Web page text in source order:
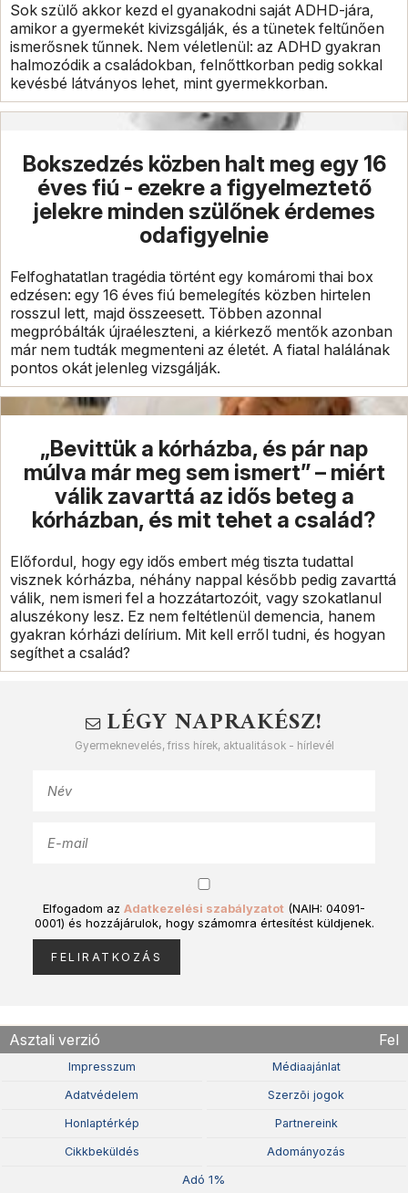
Sok szülő akkor kezd el gyanakodni saját ADHD-jára,
amikor a gyermekét kivizsgálják, és a tünetek feltűnően
ismerősnek tűnnek. Nem véletlenül: az ADHD gyakran
halmozódik a családokban, felnőttkorban pedig sokkal
kevésbé látványos lehet, mint gyermekkorban.
Bokszedzés közben halt meg egy 16
éves fiú - ezekre a figyelmeztető
jelekre minden szülőnek érdemes
odafigyelnie
Felfoghatatlan tragédia történt egy komáromi thai box
edzésen: egy 16 éves fiú bemelegítés közben hirtelen
rosszul lett, majd összeesett. Többen azonnal
megpróbálták újraéleszteni, a kiérkező mentők azonban
már nem tudták megmenteni az életét. A fiatal halálának
pontos okát jelenleg vizsgálják.
„Bevittük a kórházba, és pár nap
múlva már meg sem ismert” – miért
válik zavarttá az idős beteg a
kórházban, és mit tehet a család?
Előfordul, hogy egy idős embert még tiszta tudattal
visznek kórházba, néhány nappal később pedig zavarttá
válik, nem ismeri fel a hozzátartozóit, vagy szokatlanul
aluszékony lesz. Ez nem feltétlenül demencia, hanem
gyakran kórházi delírium. Mit kell erről tudni, és hogyan
segíthet a család?
LÉGY NAPRAKÉSZ!
Gyermeknevelés, friss hírek, aktualitások - hírlevél
Elfogadom az Adatkezelési szabályzatot (NAIH: 04091-
0001) és hozzájárulok, hogy számomra értesítést küldjenek.
Asztali verzió Fel
Impresszum Médiaajánlat
Adatvédelem Szerzõi jogok
Honlaptérkép Partnereink
Cikkbeküldés Adományozás
Adó 1%